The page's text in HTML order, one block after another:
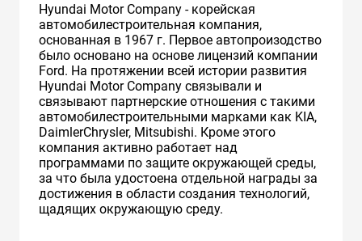
Hyundai Motor Company - корейская
автомобилестроительная компания,
основанная в 1967 г. Первое автопроизодство
было основано на основе лицензий компании
Ford. На протяжении всей истории развития
Hyundai Motor Company связывали и
связывают партнерские отношения с такими
автомобилестроительными марками как KIA,
DaimlerChrysler, Mitsubishi. Кроме этого
компания активно работает над
программами по защите окружающей среды,
за что была удостоена отдельной награды за
достижения в области создания технологий,
щадящих окружающую среду.